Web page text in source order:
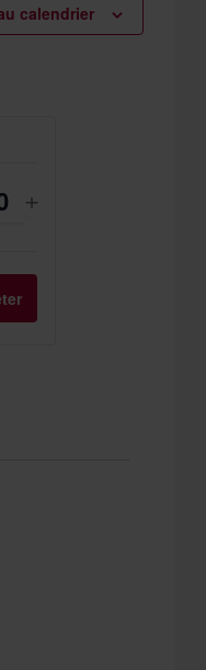
calendrier
Quantité
Augmenter
quantité
de
+